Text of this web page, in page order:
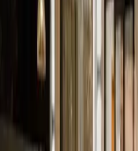
Konaklama Kuralı
Minimum
Rezerve Et
Hızlı İletişim